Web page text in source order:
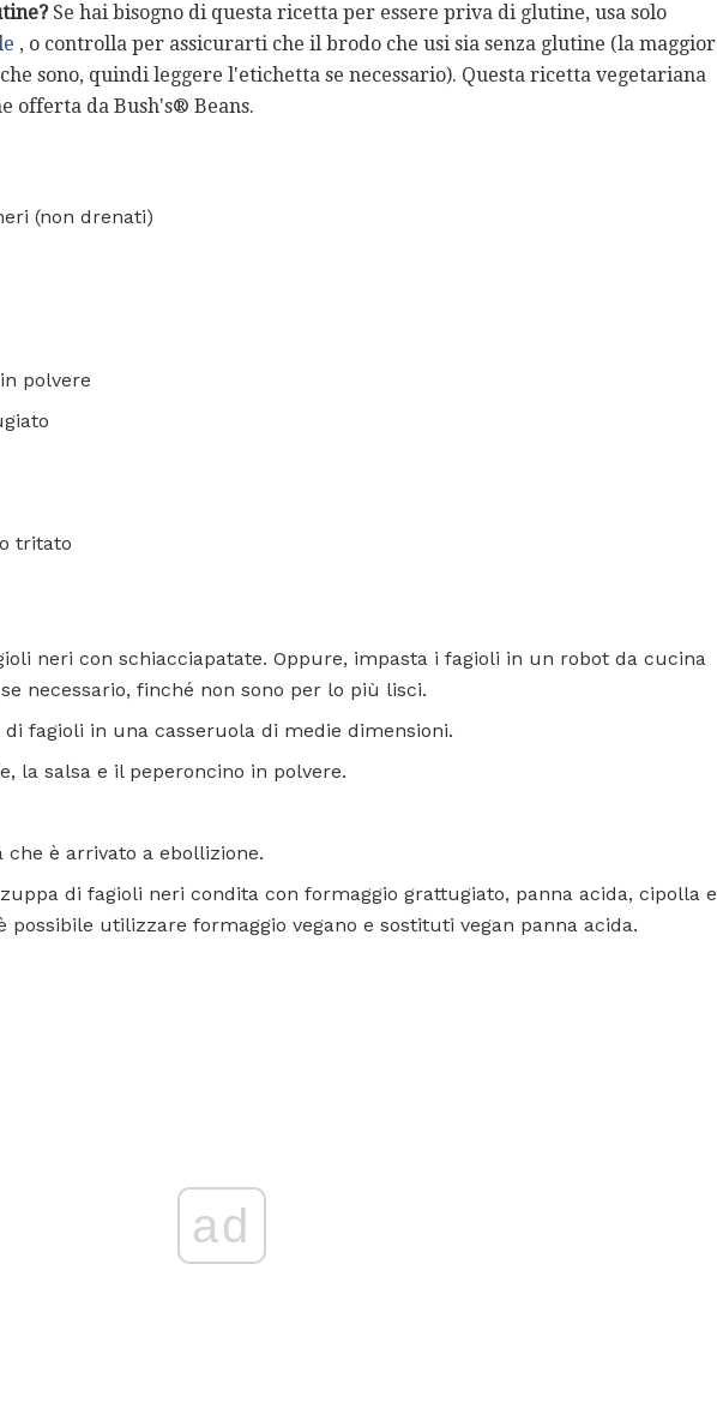
Se hai bisogno di questa ricetta per essere priva di glutine, usa solo
, o controlla per assicurarti che il brodo che usi sia senza glutine (la maggior
sono, quindi leggere l'etichetta se necessario). Questa ricetta vegetariana
offerta da Bush's® Beans.
(non drenati)
polvere
tritato
neri con schiacciapatate. Oppure, impasta i fagioli in un robot da cucina
necessario, finché non sono per lo più lisci.
fagioli in una casseruola di medie dimensioni.
la salsa e il peperoncino in polvere.
è arrivato a ebollizione.
di fagioli neri condita con formaggio grattugiato, panna acida, cipolla e
possibile utilizzare formaggio vegano e sostituti vegan panna acida.
ad